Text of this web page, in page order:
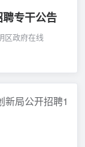
专干公告
区政府在线
局公开招聘1